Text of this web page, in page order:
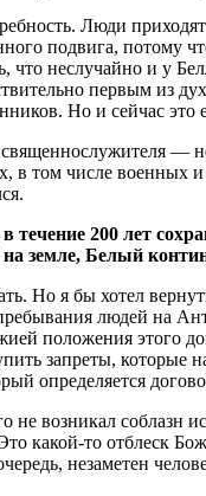
Люди
подвига, потому
что неслучайно и у
первым из
Но и сейчас
—
в том числе
200 лет
земле, Белый
Но я бы хотел
людей на
положения этого
запреты,
определяется
не возникал соблазн
какой-то отблеск
незаметен